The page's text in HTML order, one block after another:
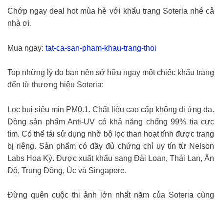
Chớp ngay deal hot mùa hè với khẩu trang Soteria nhé cả
nhà ơi.
Mua ngay: tat-ca-san-pham-khau-trang-thoi
Top những lý do bạn nên sở hữu ngay một chiếc khẩu trang
đến từ thương hiệu Soteria:
Lọc bụi siêu mịn PM0.1. Chất liệu cao cấp không dị ứng da.
Dòng sản phẩm Anti-UV có khả năng chống 99% tia cực
tím. Có thể tái sử dụng nhờ bộ lọc than hoạt tính được trang
bị riêng. Sản phẩm có đầy đủ chứng chỉ uy tín từ Nelson
Labs Hoa Kỳ. Được xuất khẩu sang Đài Loan, Thái Lan, Ấn
Độ, Trung Đông, Úc và Singapore.
Đừng quên cuộc thi ảnh lớn nhất năm của Soteria cùng